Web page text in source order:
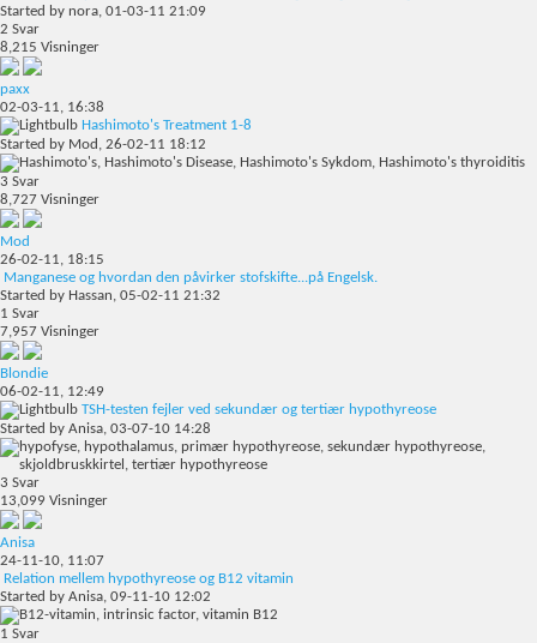
Started by nora, 01-03-11 21:09
2 Svar
8,215 Visninger
paxx
02-03-11, 16:38
Hashimoto's Treatment 1-8
Started by Mod , 26-02-11 18:12
3 Svar
8,727 Visninger
Mod
26-02-11, 18:15
Manganese og hvordan den påvirker stofskifte...på Engelsk.
Started by Hassan, 05-02-11 21:32
1 Svar
7,957 Visninger
Blondie
06-02-11, 12:49
TSH-testen fejler ved sekundær og tertiær hypothyreose
Started by Anisa, 03-07-10 14:28
3 Svar
13,099 Visninger
Anisa
24-11-10, 11:07
Relation mellem hypothyreose og B12 vitamin
Started by Anisa, 09-11-10 12:02
1 Svar